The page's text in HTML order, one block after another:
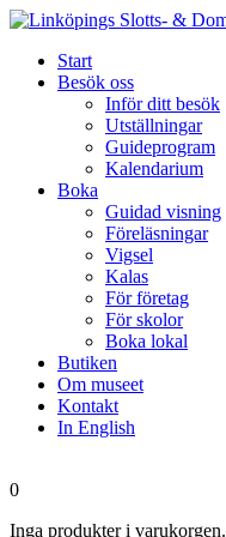
Start
Besök oss
Inför ditt besök
Utställningar
Guideprogram
Kalendarium
Boka
Guidad visning
Föreläsningar
Vigsel
Kalas
För företag
För skolor
Boka lokal
Butiken
Om museet
Kontakt
In English
0
Inga produkter i varukorgen.